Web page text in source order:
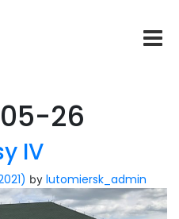
26
IV
by lutomiersk_admin